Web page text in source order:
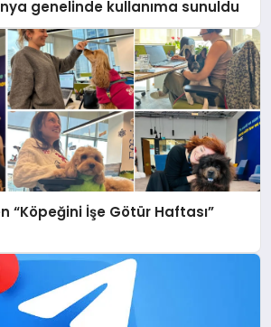
genelinde kullanıma sunuldu
“Köpeğini İşe Götür Haftası”